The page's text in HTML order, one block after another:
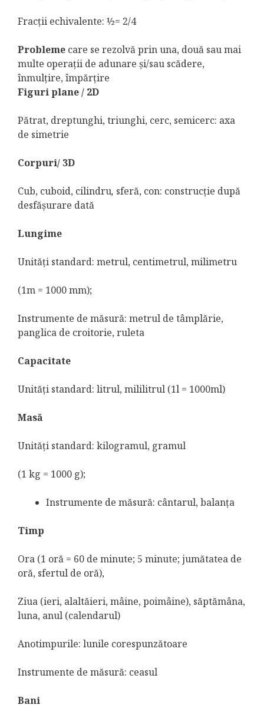
Fracţii echivalente: ½= 2/4
Probleme care se rezolvă prin una, două sau mai
multe operaţii de adunare şi/sau scădere,
înmulţire, împărţire
Figuri plane / 2D
Pătrat, dreptunghi, triunghi, cerc, semicerc: axa
de simetrie
Corpuri/ 3D
Cub, cuboid, cilindru, sferă, con: construcţie după
desfăşurare dată
Lungime
Unităţi standard: metrul, centimetrul, milimetru
(1m = 1000 mm);
Instrumente de măsură: metrul de tâmplărie,
panglica de croitorie, ruleta
Capacitate
Unităţi standard: litrul, mililitrul (1l = 1000ml)
Masă
Unităţi standard: kilogramul, gramul
(1 kg = 1000 g);
Instrumente de măsură: cântarul, balanţa
Timp
Ora (1 oră = 60 de minute; 5 minute; jumătatea de
oră, sfertul de oră),
Ziua (ieri, alaltăieri, mâine, poimâine), săptămâna,
luna, anul (calendarul)
Anotimpurile: lunile corespunzătoare
Instrumente de măsură: ceasul
Bani